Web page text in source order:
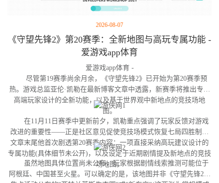
2026-08-07
《守望先锋2》第20赛季：全新地图与高玩专属功能 -
爱游戏app体育
爱游戏app体育 -
尽管第19赛季尚余月余，《守望先锋2》已开始为第20赛季预
热。游戏总监亚伦·凯勒在最新博客文章中透露，新赛季将推出专为
高端玩家设计的全新功能，以及基于世界观中新地点的竞技场地
图。
在11月11日赛季中更新前夕，凯勒重点强调了玩家反馈对游戏
改进的重要性——正是社区意见促使竞技场模式恢复七局四胜制。
文章末尾他首次剧透第20赛季内容：一项直接采纳高玩建议设计的
专属功能(具体细节未公开)，以及设定于近期剧情提及新地点的竞技
场地图。
虽然地图具体位置尚未公布，玩家根据剧情线索推测可能位于
阿根廷、中国甚至火星。可以确定的是，该地图并非《守望先锋2》